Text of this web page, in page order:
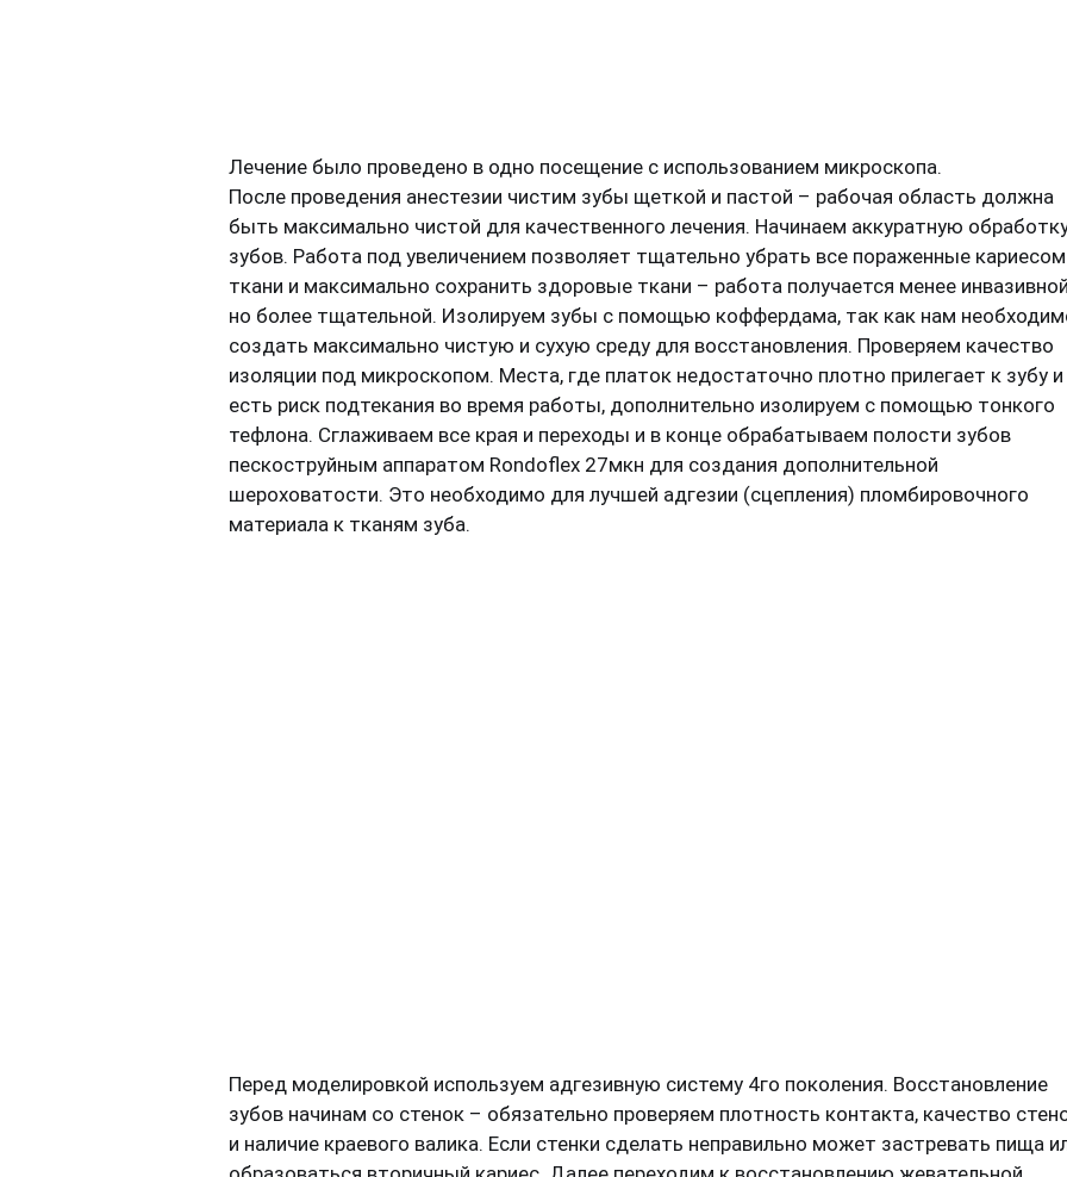
Лечение было проведено в одно посещение с использованием микроскопа.
После проведения анестезии чистим зубы щеткой и пастой – рабочая область должна
быть максимально чистой для качественного лечения. Начинаем аккуратную
зубов. Работа под увеличением позволяет тщательно убрать все пораженные кариесом
ткани и максимально сохранить здоровые ткани – работа получается менее
но более тщательной. Изолируем зубы с помощью коффердама, так как нам
создать максимально чистую и сухую среду для восстановления. Проверяем качество
изоляции под микроскопом. Места, где платок недостаточно плотно прилегает к зубу и
есть риск подтекания во время работы, дополнительно изолируем с помощью тонкого
тефлона. Сглаживаем все края и переходы и в конце обрабатываем полости зубов
пескоструйным аппаратом Rondoflex 27мкн для создания дополнительной
шероховатости. Это необходимо для лучшей адгезии (сцепления) пломбировочного
материала к тканям зуба.
Перед моделировкой используем адгезивную систему 4го поколения. Восстановление
зубов начинам со стенок – обязательно проверяем плотность контакта, качество
и наличие краевого валика. Если стенки сделать неправильно может застревать пища